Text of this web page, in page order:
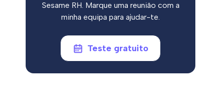
Sesame RH. Marque uma reunião com a
minha equipa para ajudar-te.
Teste gratuito